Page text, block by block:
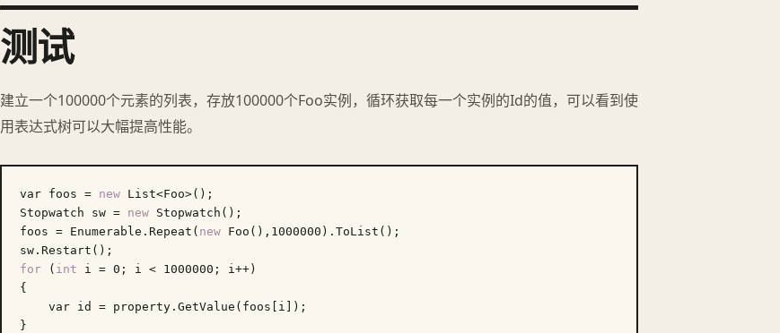
测试
建立一个100000个元素的列表，存放100000个Foo实例，循环获取每一个实例的Id的值，可以看到使
用表达式树可以大幅提高性能。
var foos = new List<Foo>();
Stopwatch sw = new Stopwatch();
foos = Enumerable.Repeat( new Foo(), 1000000 ).ToList();
for ( int i = 0 ; i < 1000000 ; i++)
{
    var id = property.GetValue(foos[i]);
}